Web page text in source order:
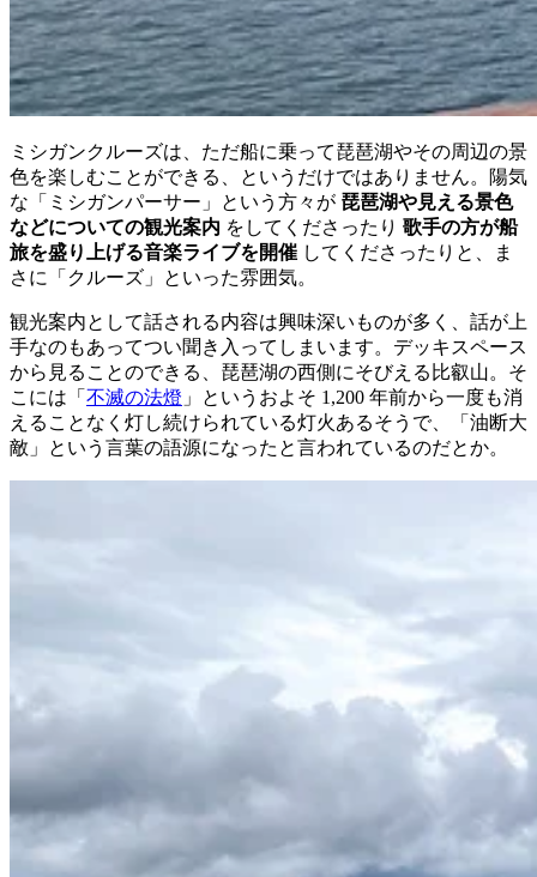
ミシガンクルーズは、ただ船に乗って琵琶湖やその周辺の景
色を楽しむことができる、というだけではありません。陽気
な「ミシガンパーサー」という方々が 琵琶湖や見える景色
などについての観光案内 をしてくださったり 歌手の方が船
旅を盛り上げる音楽ライブを開催 してくださったりと、ま
さに「クルーズ」といった雰囲気。
観光案内として話される内容は興味深いものが多く、話が上
手なのもあってつい聞き入ってしまいます。デッキスペース
から見ることのできる、琵琶湖の西側にそびえる比叡山。そ
こには「 不滅の法燈 」というおよそ 1,200 年前から一度も消
えることなく灯し続けられている灯火あるそうで、「油断大
敵」という言葉の語源になったと言われているのだとか。